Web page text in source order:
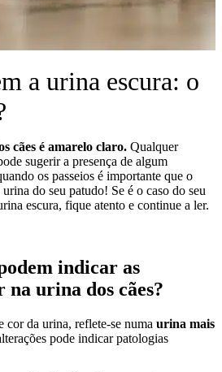
a urina escura: o
cães é amarelo claro. Qualquer
sugerir a presença de algum
os passeios é importante que o
do seu patudo! Se é o caso do seu
escura, fique atento e continue a ler.
indicar as
na urina dos cães?
cor da urina, reflete-se numa urina mais
pode indicar patologias